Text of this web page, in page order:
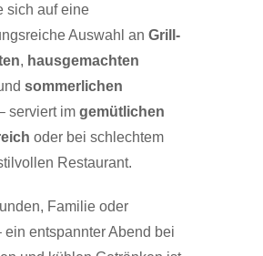
sich auf eine
Auswahl an Grill-
, hausgemachten
sommerlichen
serviert im gemütlichen
oder bei schlechtem
Restaurant.
Familie oder
ein entspannter Abend bei